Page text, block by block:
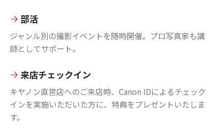
部活
ジャンル別の撮影イベントを随時開催。プロ写真家も講
師としてサポート。
来店チェックイン
キヤノン直営店へのご来店時、Canon IDによるチェック
インを実施いただいた方に、特典をプレゼントいたしま
す。